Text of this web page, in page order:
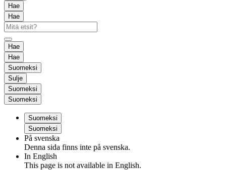
Hae
Hae
Hae
Hae
Suomeksi
Sulje
Suomeksi
Suomeksi
Suomeksi
Suomeksi
På svenska
Denna sida finns inte på svenska.
In English
This page is not available in English.